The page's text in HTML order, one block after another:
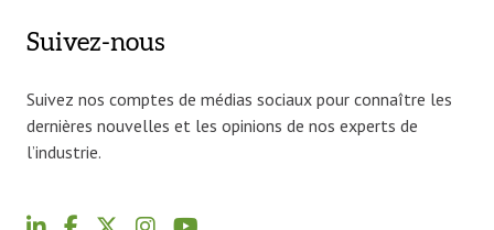
Suivez-nous
Suivez nos comptes de médias sociaux pour connaître les
dernières nouvelles et les opinions de nos experts de
l’industrie.